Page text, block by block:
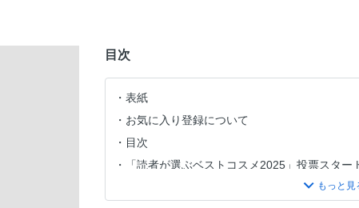
目次
表紙
お気に入り登録について
目次
「読者が選ぶベストコスメ2025」投票スター